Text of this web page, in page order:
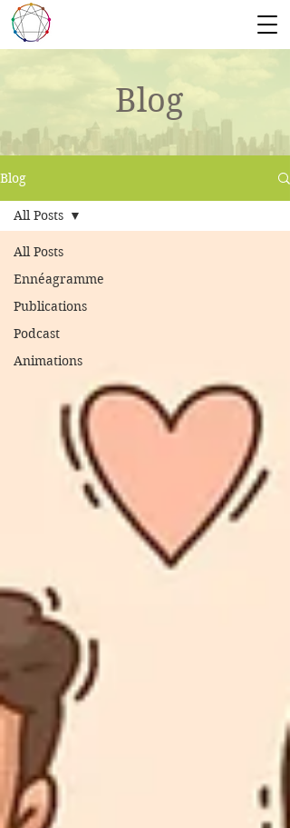
Blog
Blog
All Posts
Ennéagramme
Publications
Podcast
Animations
All Posts